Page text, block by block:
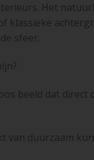
Het
klassieke
sfeer.
beeld dat direct
van duurzaam